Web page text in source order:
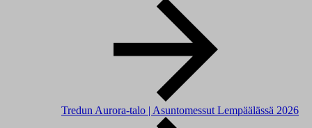
Tredun Aurora-talo | Asuntomessut Lempäälässä 2026